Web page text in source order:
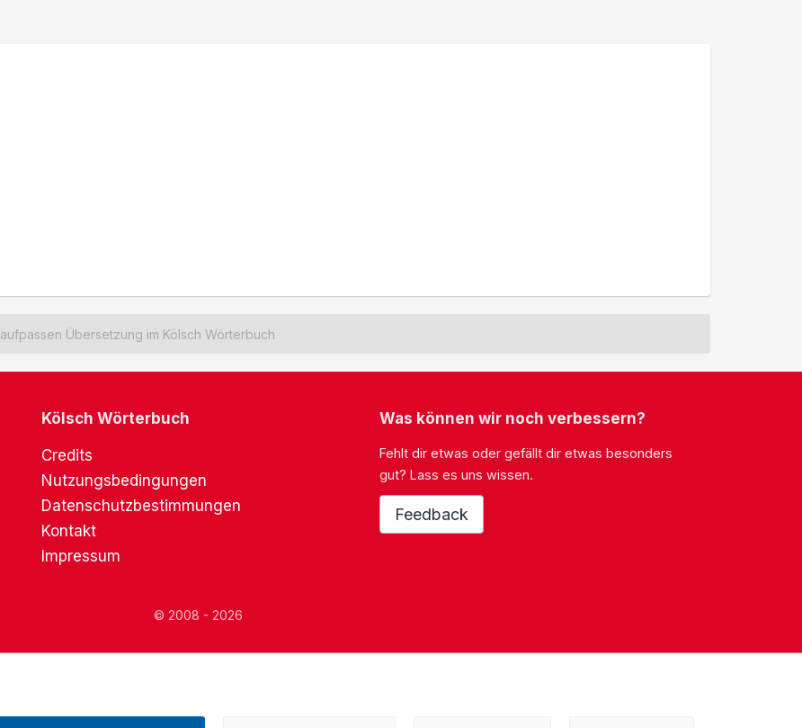
aufpassen Übersetzung im Kölsch Wörterbuch
Kölsch Wörterbuch
Credits
Nutzungsbedingungen
Datenschutzbestimmungen
Kontakt
Impressum
Was können wir noch verbessern?
Fehlt dir etwas oder gefällt dir etwas besonders
gut? Lass es uns wissen.
Feedback
© 2008 - 2026